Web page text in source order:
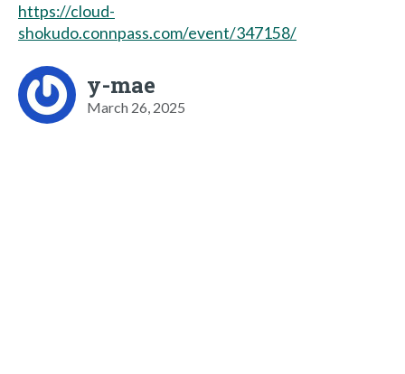
https://cloud-
shokudo.connpass.com/event/347158/
y-mae
March 26, 2025